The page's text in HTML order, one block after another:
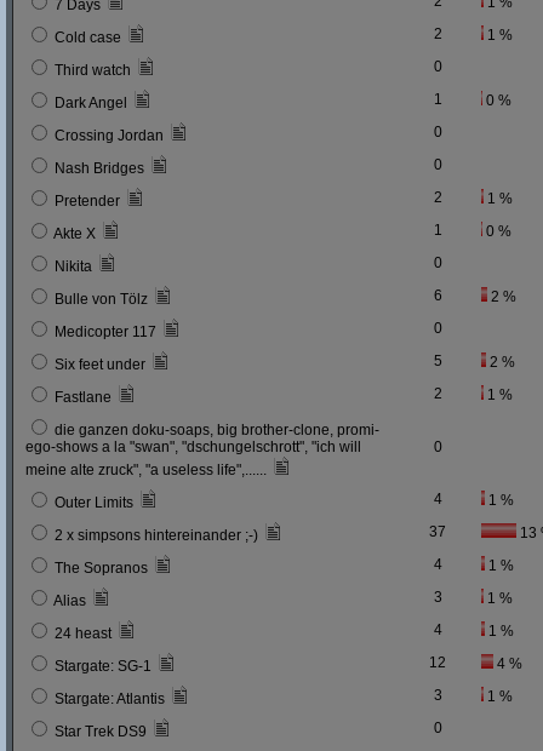
7 Days
Cold case 2 1 %
Third watch 0
Dark Angel 1 0 %
Crossing Jordan 0
Nash Bridges 0
Pretender 2 1 %
Akte X 1 0 %
Nikita 0
Bulle von Tölz 6 2 %
Medicopter 117 0
Six feet under 5 2 %
Fastlane 2 1 %
die ganzen doku-soaps, big brother-clone, promi-
ego-shows a la "swan", "dschungelschrott", "ich will
meine alte zruck", "a useless life",......
0
Outer Limits 4 1 %
2 x simpsons hintereinander ;-) 37 13
The Sopranos 4 1 %
Alias 3 1 %
24 heast 4 1 %
Stargate: SG-1 12 4 %
Stargate: Atlantis 3 1 %
Star Trek DS9 0